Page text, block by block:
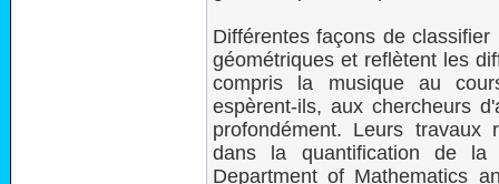
Différentes façons de
géométriques et reflètent les
compris la musique au
espèrent-ils, aux chercheurs
profondément. Leurs
dans la quantification de
Department of Mathematics